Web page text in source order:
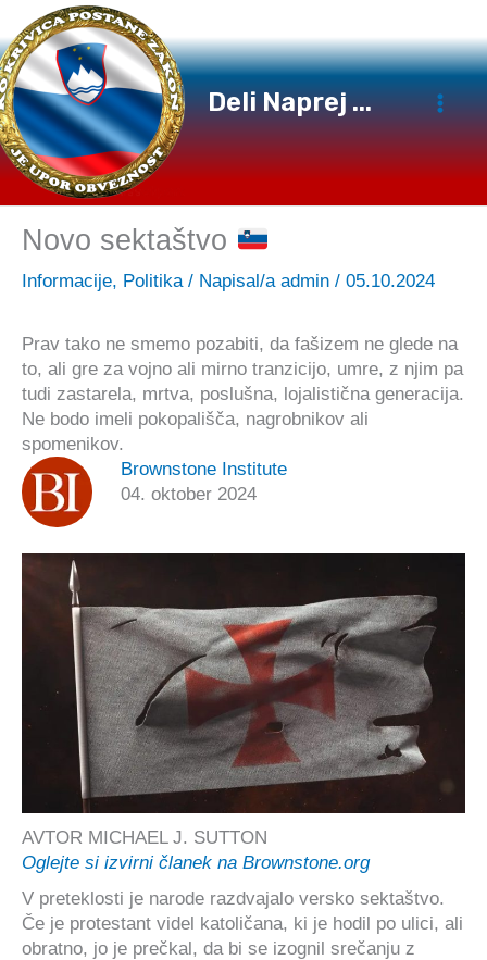
Preskoči
na
vsebino
Deli Naprej ...
Novo sektaštvo
Informacije, Politika/ Napisal/a admin / 05.10.2024
Prav tako ne smemo pozabiti, da fašizem ne glede na
to, ali gre za vojno ali mirno tranzicijo, umre, z njim pa
tudi zastarela, mrtva, poslušna, lojalistična generacija.
Ne bodo imeli pokopališča, nagrobnikov ali
spomenikov.
Brownstone Institute
04. oktober 2024
AVTOR MICHAEL J. SUTTON
Oglejte si izvirni članek na Brownstone.org
V preteklosti je narode razdvajalo versko sektaštvo.
Če je protestant videl katoličana, ki je hodil po ulici, ali
obratno, jo je prečkal, da bi se izognil srečanju z